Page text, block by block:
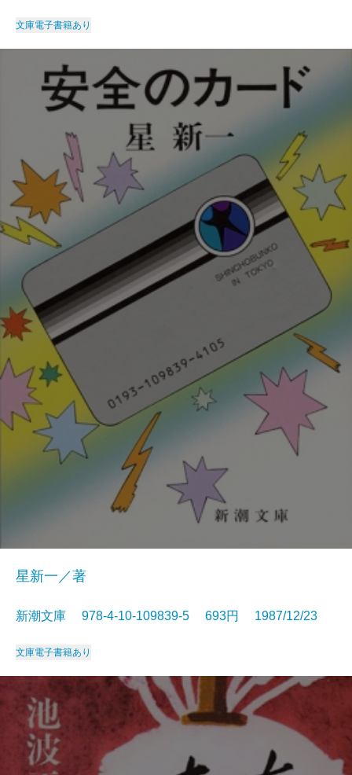
文庫電子書籍あり
星新一／著
新潮文庫 978-4-10-109839-5 693円 1987/12/23
文庫電子書籍あり